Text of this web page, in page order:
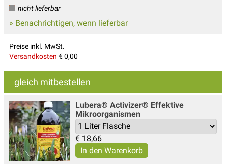
nicht lieferbar
» Benachrichtigen, wenn lieferbar
Preise inkl. MwSt.
Versandkosten € 0,00
gleich mitbestellen
Lubera® Activizer® Effektive
Mikroorganismen
€ 18,66